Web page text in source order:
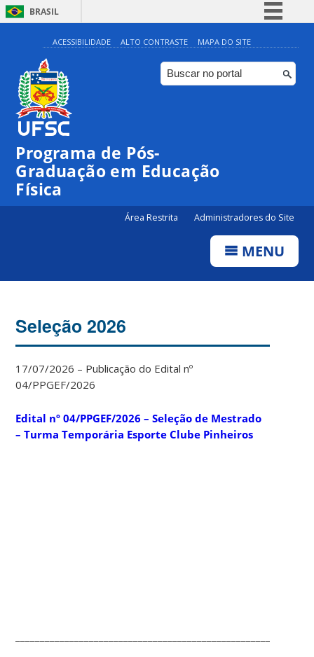
BRASIL
Simplifique!
Comunica BR
Participe
ACESSIBILIDADE ALTO CONTRASTE MAPA DO SITE
Programa de Pós-
Graduação em Educação
Física
Área Restrita Administradores do Site
MENU
Seleção 2026
17/07/2026 – Publicação do Edital nº
04/PPGEF/2026
Edital nº 04/PPGEF/2026 – Seleção de Mestrado
– Turma Temporária Esporte Clube Pinheiros